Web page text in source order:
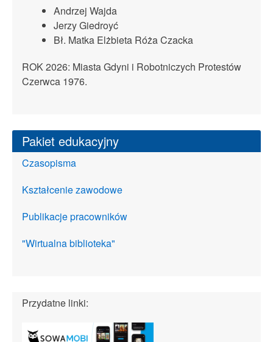
Andrzej Wajda
Jerzy Giedroyć
Bł. Matka Elżbieta Róża Czacka
ROK 2026: Miasta Gdyni i Robotniczych Protestów
Czerwca 1976.
Pakiet edukacyjny
Czasopisma
Kształcenie zawodowe
Publikacje pracowników
"Wirtualna biblioteka"
Przydatne linki: